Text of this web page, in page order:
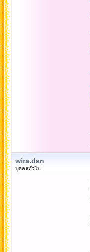
wira.dan
บุคคลทั่วไป